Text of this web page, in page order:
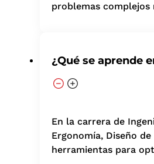
problemas complejos
¿Qué se aprende
En la carrera de
Ergonomía, Diseño
herramientas para